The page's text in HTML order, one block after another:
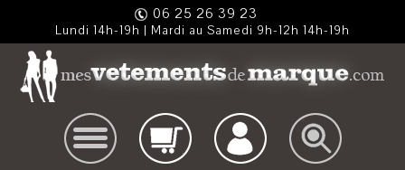
06 25 26 39 23
Lundi 14h-19h | Mardi au Samedi 9h-12h 14h-19h